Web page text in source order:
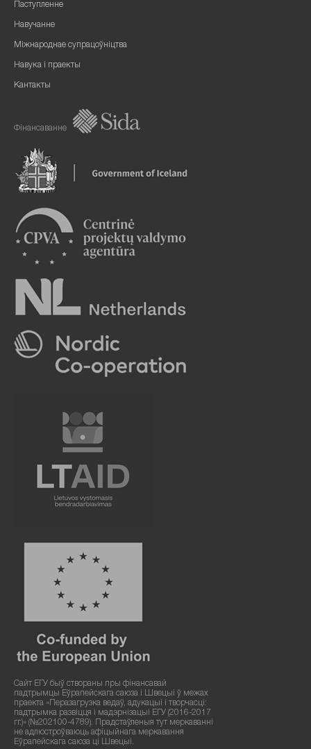
Паступленне
Навучанне
Міжнароднае супрацоўніцтва
Навука і праекты
Кантакты
Фінансаванне
Сайт ЕГУ быў створаны пры фінансавай
падтрымцы Еўрапейскага саюза і Швецыі ў межах
праекта «Перазагрузка ведаў, адукацыі і творчасці:
падтрымка развіцця і мадэрнізацыі ЕГУ (2016-2017
гг.)» (№202100-4789). Прадстаўленыя тут меркаванні
не адлюстроўваюць афіцыйнага меркавання
Еўрапейскага саюза ці Швецыі.